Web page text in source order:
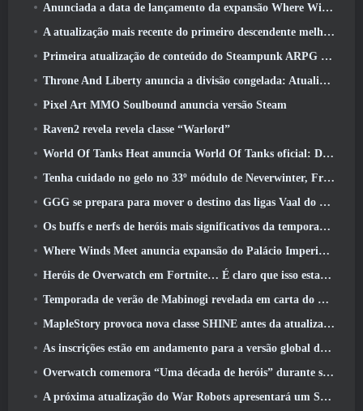
Anunciada a data de lançamento da expansão Where Winds Meet “Imperial Palace”
A atualização mais recente do primeiro descendente melhora o ciclo agrícola e atualiza o modo Onslaught
Primeira atualização de conteúdo do Steampunk ARPG Crystalfall para abordar “principais preocupações dos jogadores”
Throne And Liberty anuncia a divisão congelada: Atualização Nix
Pixel Art MMO Soulbound anuncia versão Steam
Raven2 revela revela classe “Warlord”
World Of Tanks Heat anuncia World Of Tanks oficial: Data de lançamento do HEAT
Tenha cuidado no gelo no 33º módulo de Neverwinter, Frio cortante
GGG se prepara para mover o destino das ligas Vaal do Path Of Exile 2 antes do lançamento do Return Of The Ancients
Os buffs e nerfs de heróis mais significativos da temporada 8
Where Winds Meet anuncia expansão do Palácio Imperial e compartilha um roteiro de conteúdo “massivo”
Heróis de Overwatch em Fortnite… É claro que isso estava prestes a acontecer
Temporada de verão de Mabinogi revelada em carta do produtor
MapleStory provoca nova classe SHINE antes da atualização de junho
As inscrições estão em andamento para a versão global do ‘Teste de Prólogo’ Limit Zero Breakers da NCSoft
Overwatch comemora “Uma década de heróis” durante seu 10º aniversário
A próxima atualização do War Robots apresentará um Sniper inspirado em Lovecraft